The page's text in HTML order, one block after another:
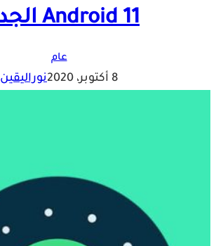
Android 11 الجديد
عام
8 أكتوبر، 2020 نوراليقين